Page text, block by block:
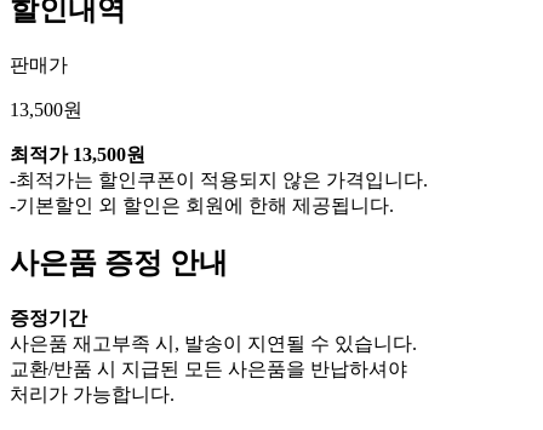
할인내역
판매가
13,500원
최적가 13,500원
-최적가는 할인쿠폰이 적용되지 않은 가격입니다.
-기본할인 외 할인은 회원에 한해 제공됩니다.
사은품 증정 안내
증정기간
사은품 재고부족 시, 발송이 지연될 수 있습니다.
교환/반품 시 지급된 모든 사은품을 반납하셔야
처리가 가능합니다.